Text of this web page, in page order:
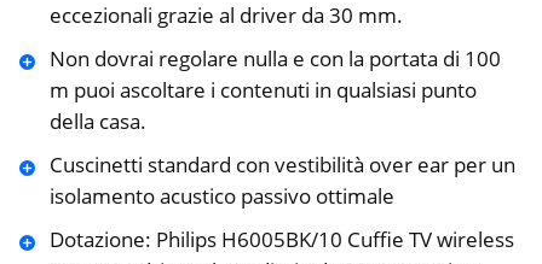
eccezionali grazie al driver da 30 mm.
Non dovrai regolare nulla e con la portata di 100
m puoi ascoltare i contenuti in qualsiasi punto
della casa.
Cuscinetti standard con vestibilità over ear per un
isolamento acustico passivo ottimale
Dotazione: Philips H6005BK/10 Cuffie TV wireless